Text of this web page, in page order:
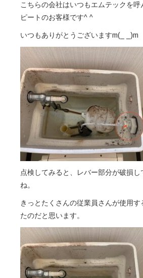
こちらの会社はいつもエムテックを呼
ピートのお客様です^ ^
いつもありがとうございますm(_ _)m
点検してみると、レバー部分が破損
ね。
きっとたくさんの従業員さんが使用す
たのだと思います。